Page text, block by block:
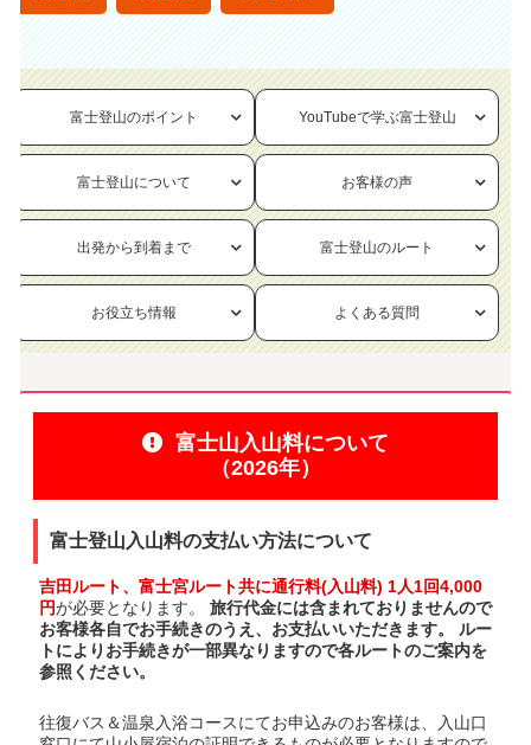
富士登山のポイント YouTubeで学ぶ富士登山
富士登山について お客様の声
出発から到着まで 富士登山のルート
お役立ち情報 よくある質問
富士山入山料について
（2026年）
富士登山入山料の支払い方法について
吉田ルート、富士宮ルート共に通行料(入山料) 1人1回4,000
円が必要となります。 旅行代金には含まれておりませんので
お客様各自でお手続きのうえ、お支払いいただきます。 ルー
トによりお手続きが一部異なりますので各ルートのご案内を
参照ください。
往復バス＆温泉入浴コースにてお申込みのお客様は、入山口